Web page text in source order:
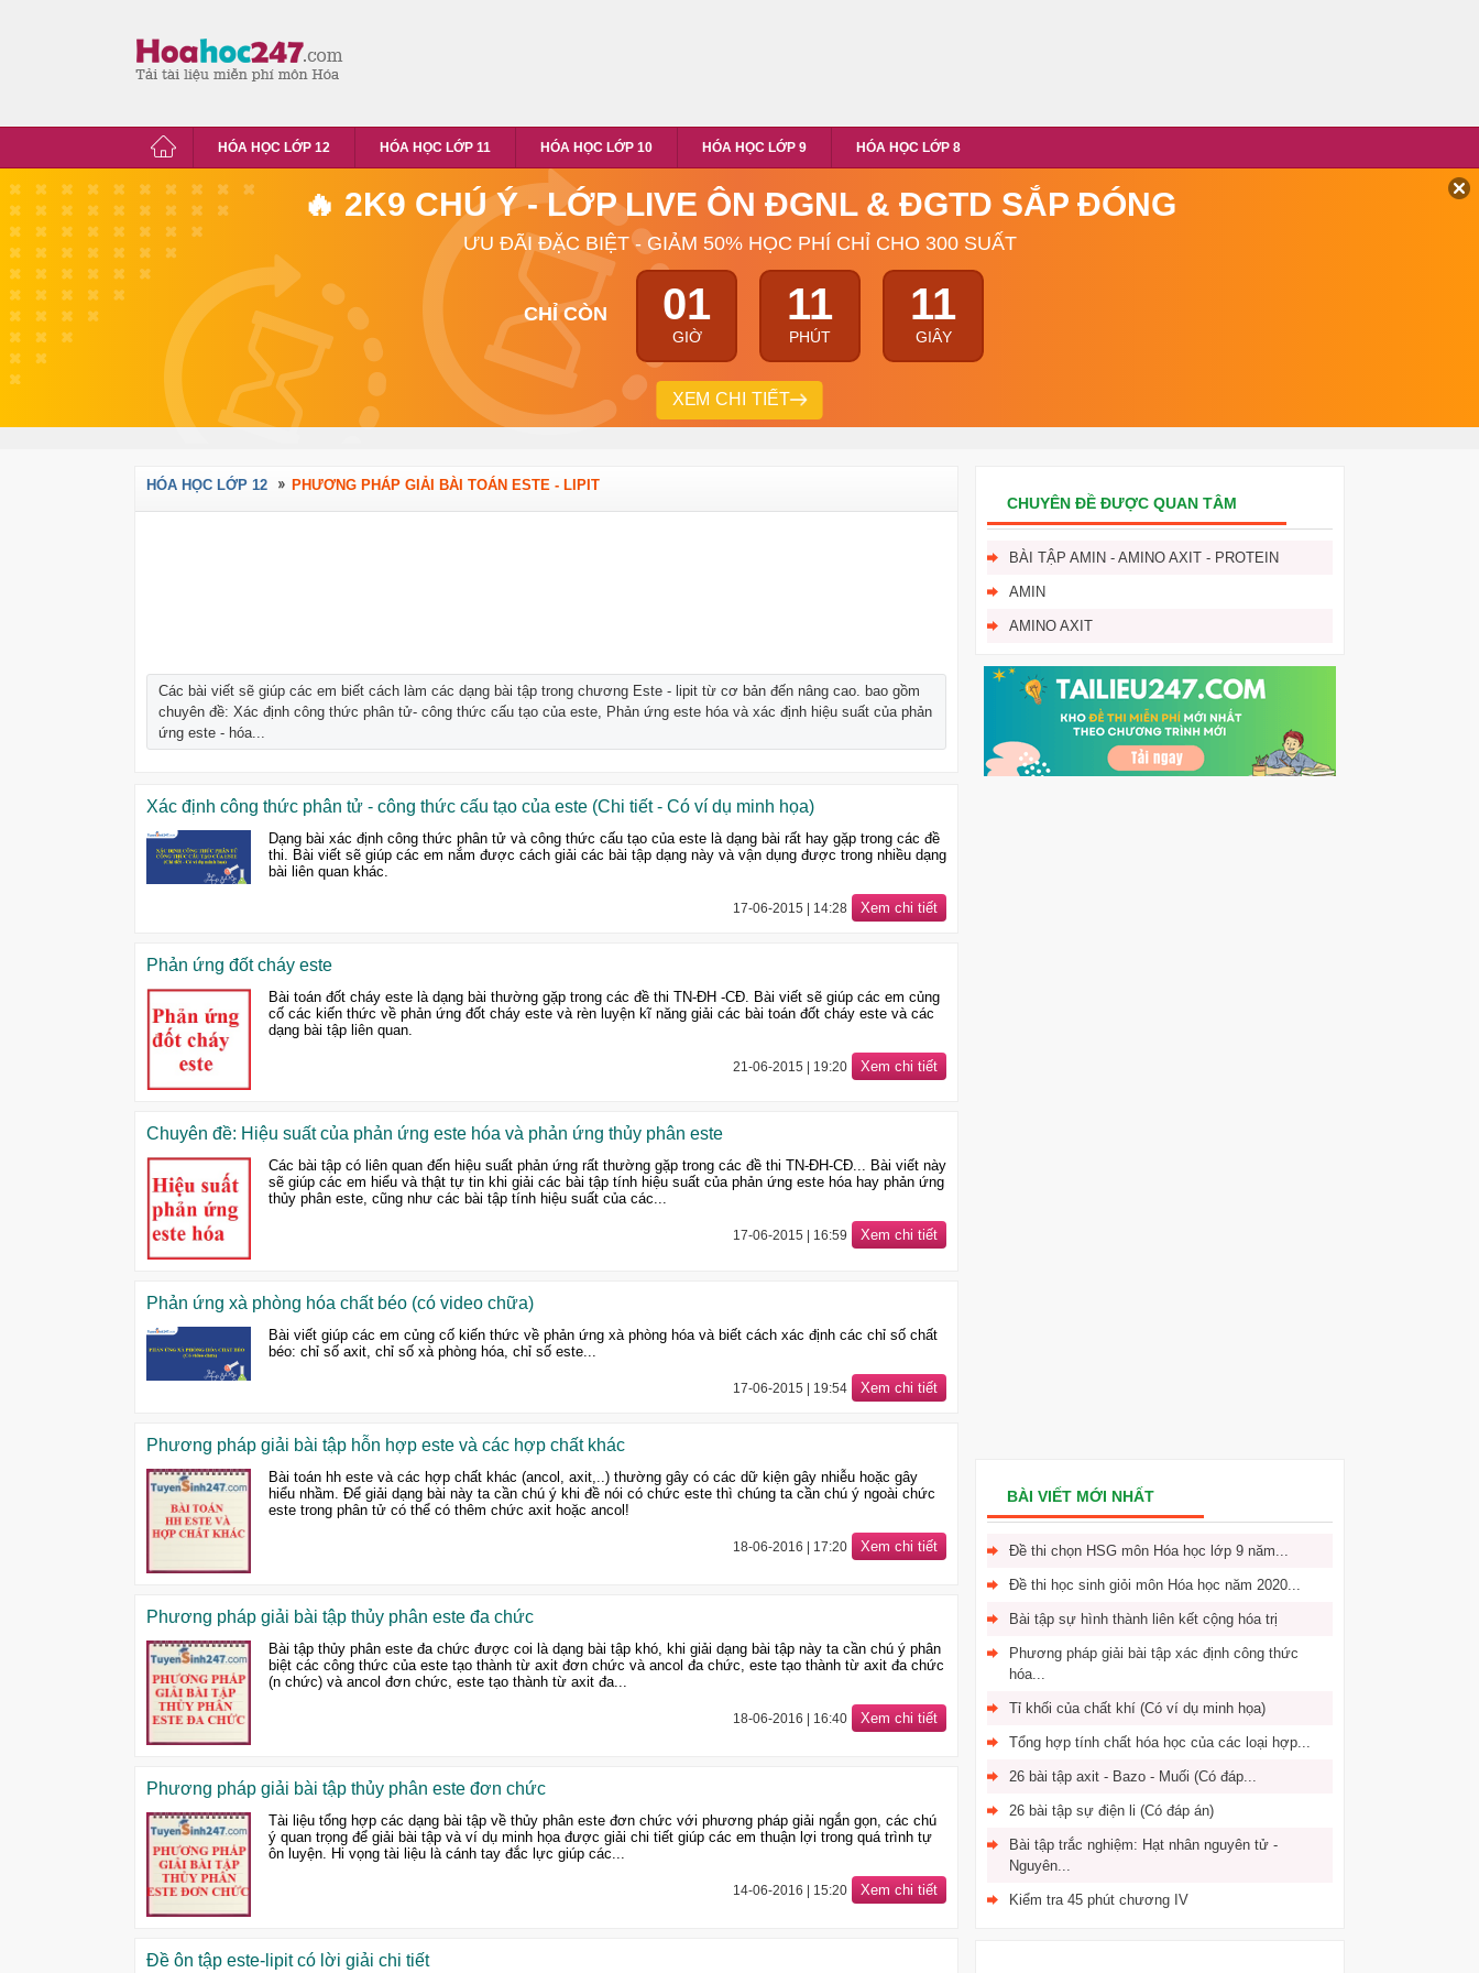
HÓA HỌC LỚP 12 HÓA HỌC LỚP 11 HÓA HỌC LỚP 10 HÓA HỌC LỚP 9 HÓA HỌC LỚP 8
🔥 2K9 CHÚ Ý - LỚP LIVE ÔN ĐGNL & ĐGTD SẮP ĐÓNG
ƯU ĐÃI ĐẶC BIỆT - GIẢM 50% HỌC PHÍ CHỈ CHO 300 SUẤT
CHỈ CÒN 01
GIỜ
11
PHÚT
11
GIÂY
XEM CHI TIẾT
HÓA HỌC LỚP 12 PHƯƠNG PHÁP GIẢI BÀI TOÁN ESTE - LIPIT
Các bài viết sẽ giúp các em biết cách làm các dạng bài tập trong chương Este - lipit từ cơ bản đến nâng cao. bao gồm
chuyên đề: Xác định công thức phân tử- công thức cấu tạo của este, Phản ứng este hóa và xác định hiệu suất của phản
ứng este - hóa...
Xác định công thức phân tử - công thức cấu tạo của este (Chi tiết - Có ví dụ minh họa)
Dạng bài xác định công thức phân tử và công thức cấu tạo của este là dạng bài rất hay gặp trong các đề
thi. Bài viết sẽ giúp các em nắm được cách giải các bài tập dạng này và vận dụng được trong nhiều dạng
bài liên quan khác.
17-06-2015 | 14:28 Xem chi tiết
Phản ứng đốt cháy este
Bài toán đốt cháy este là dạng bài thường gặp trong các đề thi TN-ĐH -CĐ. Bài viết sẽ giúp các em củng
cố các kiến thức về phản ứng đốt cháy este và rèn luyện kĩ năng giải các bài toán đốt cháy este và các
dạng bài tập liên quan.
21-06-2015 | 19:20 Xem chi tiết
Chuyên đề: Hiệu suất của phản ứng este hóa và phản ứng thủy phân este
Các bài tập có liên quan đến hiệu suất phản ứng rất thường gặp trong các đề thi TN-ĐH-CĐ... Bài viết này
sẽ giúp các em hiểu và thật tự tin khi giải các bài tập tính hiệu suất của phản ứng este hóa hay phản ứng
thủy phân este, cũng như các bài tập tính hiệu suất của các...
17-06-2015 | 16:59 Xem chi tiết
Phản ứng xà phòng hóa chất béo (có video chữa)
Bài viết giúp các em củng cố kiến thức về phản ứng xà phòng hóa và biết cách xác định các chỉ số chất
béo: chỉ số axit, chỉ số xà phòng hóa, chỉ số este...
17-06-2015 | 19:54 Xem chi tiết
Phương pháp giải bài tập hỗn hợp este và các hợp chất khác
Bài toán hh este và các hợp chất khác (ancol, axit,..) thường gây có các dữ kiện gây nhiễu hoặc gây
hiểu nhầm. Để giải dạng bài này ta cần chú ý khi đề nói có chức este thì chúng ta cần chú ý ngoài chức
este trong phân tử có thể có thêm chức axit hoặc ancol!
18-06-2016 | 17:20 Xem chi tiết
Phương pháp giải bài tập thủy phân este đa chức
Bài tập thủy phân este đa chức được coi là dạng bài tập khó, khi giải dạng bài tập này ta cần chú ý phân
biệt các công thức của este tạo thành từ axit đơn chức và ancol đa chức, este tạo thành từ axit đa chức
(n chức) và ancol đơn chức, este tạo thành từ axit đa...
18-06-2016 | 16:40 Xem chi tiết
Phương pháp giải bài tập thủy phân este đơn chức
Tài liệu tổng hợp các dạng bài tập về thủy phân este đơn chức với phương pháp giải ngắn gọn, các chú
ý quan trọng để giải bài tập và ví dụ minh họa được giải chi tiết giúp các em thuận lợi trong quá trình tự
ôn luyện. Hi vọng tài liệu là cánh tay đắc lực giúp các...
14-06-2016 | 15:20 Xem chi tiết
Đề ôn tập este-lipit có lời giải chi tiết
CHUYÊN ĐỀ ĐƯỢC QUAN TÂM
BÀI TẬP AMIN - AMINO AXIT - PROTEIN
AMIN
AMINO AXIT
BÀI VIẾT MỚI NHẤT
Đề thi chọn HSG môn Hóa học lớp 9 năm...
Đề thi học sinh giỏi môn Hóa học năm 2020...
Bài tập sự hình thành liên kết cộng hóa trị
Phương pháp giải bài tập xác định công thức
hóa...
Tỉ khối của chất khí (Có ví dụ minh họa)
Tổng hợp tính chất hóa học của các loại hợp...
26 bài tập axit - Bazo - Muối (Có đáp...
26 bài tập sự điện li (Có đáp án)
Bài tập trắc nghiệm: Hạt nhân nguyên tử -
Nguyên...
Kiểm tra 45 phút chương IV